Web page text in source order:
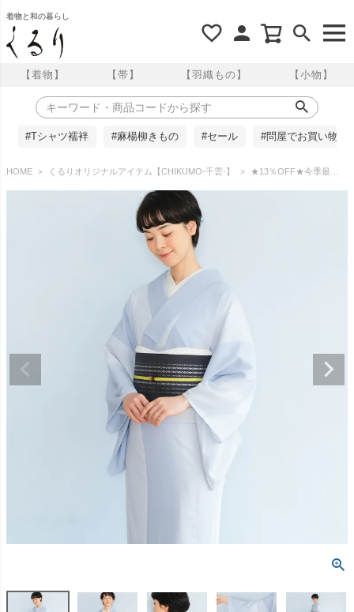
着物と和の暮らし
【着物】 【帯】 【羽織もの】 【小物】
#Tシャツ襦袢 #麻楊柳きもの #セール #問屋でお買い物
HOME くるりオリジナルアイテム【CHIKUMO-千雲-】 ★13％OFF★今季最終入荷！残りLサイズのみ★【CHIKUMO-千雲-】洗える着物 単衣/夏着物 東レ セオα 楊柳ぼかし/花色 水色 くるり